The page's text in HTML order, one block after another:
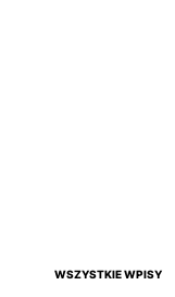
WSZYSTKIE WPISY